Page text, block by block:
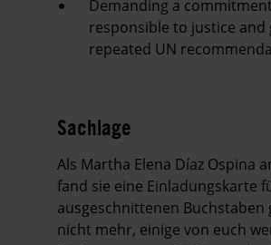
Demanding a
responsible to justice
repeated UN
Sachlage
Als Martha Elena Díaz Ospina
fand sie eine Einladungskarte
ausgeschnittenen
nicht mehr, einige von euch